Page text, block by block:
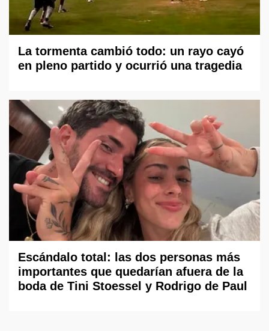
La tormenta cambió todo: un rayo cayó
en pleno partido y ocurrió una tragedia
Escándalo total: las dos personas más
importantes que quedarían afuera de la
boda de Tini Stoessel y Rodrigo de Paul